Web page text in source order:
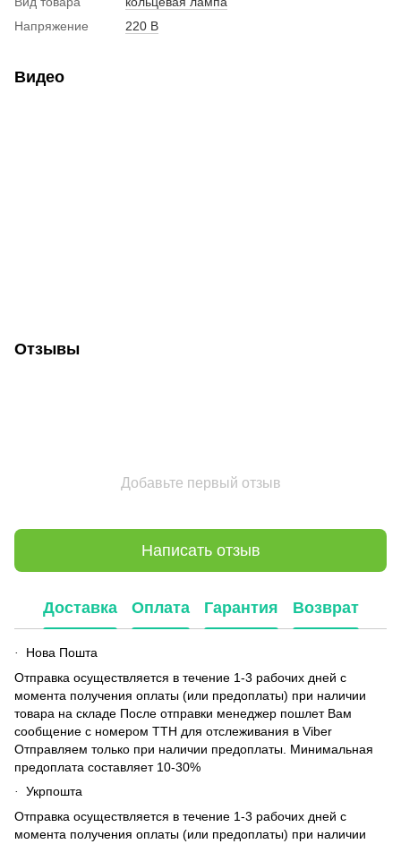
Напряжение
220 В
Видео
Отзывы
Добавьте первый отзыв
Написать отзыв
Доставка Оплата Гарантия Возврат
·
Нова Пошта
Отправка осуществляется в течение 1-3 рабочих дней с
момента получения оплаты (или предоплаты) при наличии
товара на складе После отправки менеджер пошлет Вам
сообщение с номером ТТН для отслеживания в Viber
Отправляем только при наличии предоплаты. Минимальная
предоплата составляет 10-30%
·
Укрпошта
Отправка осуществляется в течение 1-3 рабочих дней с
момента получения оплаты (или предоплаты) при наличии